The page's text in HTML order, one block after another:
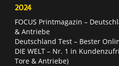
2024
FOCUS Printmagazin –
& Antriebe
Deutschland Test – Bester
DIE WELT – Nr. 1 in
Tore & Antriebe)